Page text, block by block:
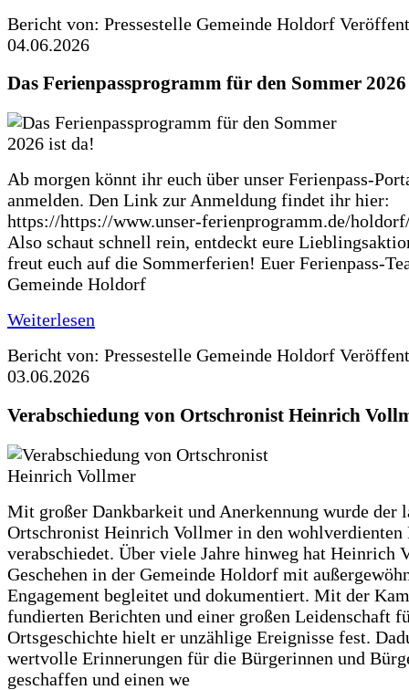
Bericht von: Pressestelle Gemeinde Holdorf
04.06.2026
Das Ferienpassprogramm für den Sommer
Ab morgen könnt ihr euch über unser Ferienpass-
anmelden. Den Link zur Anmeldung findet ihr hier:
https://https://www.unser-ferienprogramm.de/
Also schaut schnell rein, entdeckt eure
freut euch auf die Sommerferien! Euer Ferienpass-
Gemeinde Holdorf
Weiterlesen
Bericht von: Pressestelle Gemeinde Holdorf
03.06.2026
Verabschiedung von Ortschronist Heinrich
Mit großer Dankbarkeit und Anerkennung wurde der
Ortschronist Heinrich Vollmer in den wohlverdienten
verabschiedet. Über viele Jahre hinweg hat Heinrich
Geschehen in der Gemeinde Holdorf mit
Engagement begleitet und dokumentiert. Mit der
fundierten Berichten und einer großen Leidenschaft
Ortsgeschichte hielt er unzählige Ereignisse fest.
wertvolle Erinnerungen für die Bürgerinnen und
geschaffen und einen we